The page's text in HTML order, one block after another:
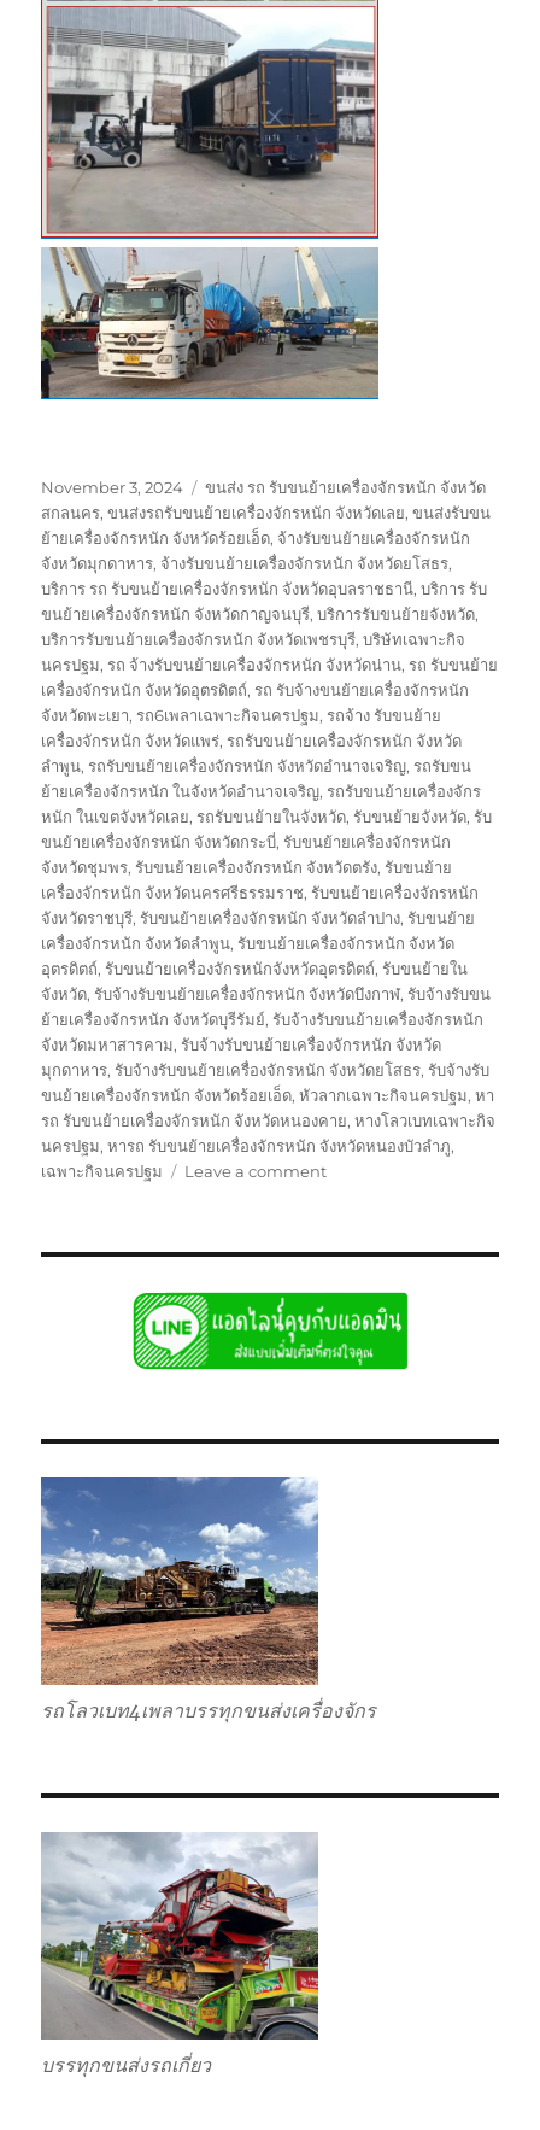
Posted
on
November 3, 2024 Tags
ขนส่ง รถ รับขนย้ายเครื่องจักรหนัก จังหวัด
สกลนคร,ขนส่งรถรับขนย้ายเครื่องจักรหนัก จังหวัดเลย,ขนส่งรับขน
ย้ายเครื่องจักรหนัก จังหวัดร้อยเอ็ด, จ้างรับขนย้ายเครื่องจักรหนัก
จังหวัดมุกดาหาร, จ้างรับขนย้ายเครื่องจักรหนัก จังหวัดยโสธร,
บริการ รถ รับขนย้ายเครื่องจักรหนัก จังหวัดอุบลราชธานี,บริการ รับ
ขนย้ายเครื่องจักรหนัก จังหวัดกาญจนบุรี,บริการรับขนย้ายจังหวัด,
บริการรับขนย้ายเครื่องจักรหนัก จังหวัดเพชรบุรี,บริษัทเฉพาะกิจ
นครปฐม,รถ จ้างรับขนย้ายเครื่องจักรหนัก จังหวัดน่าน,รถ รับขนย้าย
เครื่องจักรหนัก จังหวัดอุตรดิตถ์,รถ รับจ้างขนย้ายเครื่องจักรหนัก
จังหวัดพะเยา,รถ6เพลาเฉพาะกิจนครปฐม,รถจ้าง รับขนย้าย
เครื่องจักรหนัก จังหวัดแพร่,รถรับขนย้ายเครื่องจักรหนัก จังหวัด
ลำพูน,รถรับขนย้ายเครื่องจักรหนัก จังหวัดอำนาจเจริญ,รถรับขน
ย้ายเครื่องจักรหนัก ในจังหวัดอำนาจเจริญ,รถรับขนย้ายเครื่องจักร
หนัก ในเขตจังหวัดเลย,รถรับขนย้ายในจังหวัด,รับขนย้ายจังหวัด,รับ
ขนย้ายเครื่องจักรหนัก จังหวัดกระบี่,รับขนย้ายเครื่องจักรหนัก
จังหวัดชุมพร,รับขนย้ายเครื่องจักรหนัก จังหวัดตรัง,รับขนย้าย
เครื่องจักรหนัก จังหวัดนครศรีธรรมราช,รับขนย้ายเครื่องจักรหนัก
จังหวัดราชบุรี,รับขนย้ายเครื่องจักรหนัก จังหวัดลำปาง,รับขนย้าย
เครื่องจักรหนัก จังหวัดลำพูน,รับขนย้ายเครื่องจักรหนัก จังหวัด
อุตรดิตถ์,รับขนย้ายเครื่องจักรหนักจังหวัดอุตรดิตถ์,รับขนย้ายใน
จังหวัด,รับจ้างรับขนย้ายเครื่องจักรหนัก จังหวัดบึงกาฬ,รับจ้างรับขน
ย้ายเครื่องจักรหนัก จังหวัดบุรีรัมย์,รับจ้างรับขนย้ายเครื่องจักรหนัก
จังหวัดมหาสารคาม,รับจ้างรับขนย้ายเครื่องจักรหนัก จังหวัด
มุกดาหาร,รับจ้างรับขนย้ายเครื่องจักรหนัก จังหวัดยโสธร,รับจ้างรับ
ขนย้ายเครื่องจักรหนัก จังหวัดร้อยเอ็ด,หัวลากเฉพาะกิจนครปฐม,หา
รถ รับขนย้ายเครื่องจักรหนัก จังหวัดหนองคาย,หางโลวเบทเฉพาะกิจ
นครปฐม,หารถ รับขนย้ายเครื่องจักรหนัก จังหวัดหนองบัวลำภู,
เฉพาะกิจนครปฐม
Leave a commenton
หัว
ลาก
หาง
โลวเบท
เตี้ย
รถโลวเบท4เพลาบรรทุกขนส่งเครื่องจักร
บรรทุกขนส่งรถเกี่ยว